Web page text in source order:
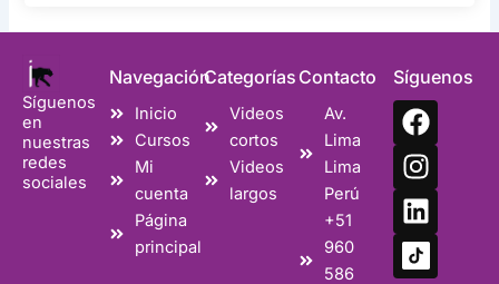
Síguenos
en
nuestras
redes
sociales
Navegación
Inicio
Cursos
Mi
cuenta
Página
principal
Categorías
Videos
cortos
Videos
largos
Contacto
Av.
Lima
Lima
Perú
+51
960
586
Síguenos
F
a
c
e
b
o
I
n
s
t
a
g
L
i
n
k
e
d